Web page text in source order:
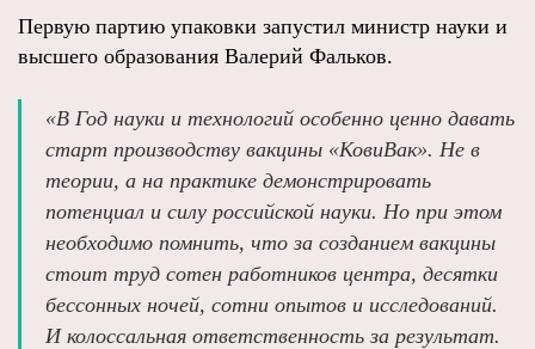
Первую партию упаковки запустил министр науки и
высшего образования Валерий Фальков.
«В Год науки и технологий особенно ценно давать
старт производству вакцины «КовиВак». Не в
теории, а на практике демонстрировать
потенциал и силу российской науки. Но при этом
необходимо помнить, что за созданием вакцины
стоит труд сотен работников центра, десятки
бессонных ночей, сотни опытов и исследований.
И колоссальная ответственность за результат.